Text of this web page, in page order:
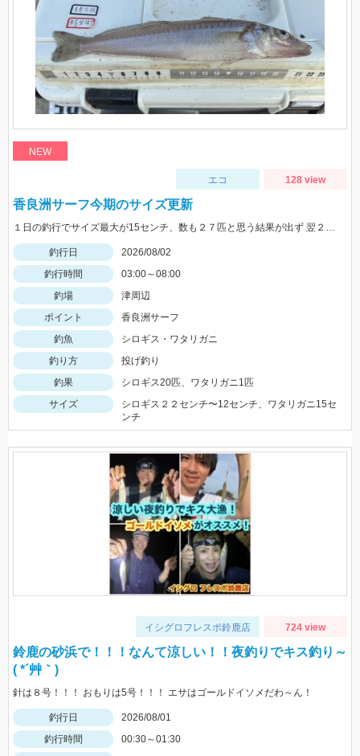
NEW
エコ 128 view
香良洲サーフ今期のサイズ更新
１日の釣行でサイズ最大が15センチ、数も２７匹と思う結果が出ず 翌２日に同じ時間、同じ場所でリベンジ。 いつもはエサは石ゴカイだけど今日はゴールドイソメを使ってみました。 夜暗い時間は石ゴカイよりも当たりも多く釣れる数も多かったですね。 7時の潮止まり頃に大きな当たりで蟹かな？と思いきや何と２２センチと、21センチのダブルでした。 今期のサイズ更新をしました。 その後、ワタリガニも釣れてリベンジ成功でした。 皆さん、記念写真は釣ったその場で撮影しましょうね。 家に帰ってからでは1センチほど縮んでしまいますからね。笑
釣行日
2026/08/02
釣行時間
03:00～08:00
釣場
津周辺
ポイント
香良洲サーフ
釣魚
シロギス・ワタリガニ
釣り方
投げ釣り
釣果
シロギス20匹、ワタリガニ1匹
サイズ
シロギス２２センチ〜12センチ、ワタリガニ15セ
ンチ
イシグロフレスポ鈴鹿店 724 view
鈴鹿の砂浜で！！！なんて涼しい！！夜釣りでキス釣り～
( *´艸｀)
針は８号！！！ おもりは5号！！！ エサはゴールドイソメだわ～ん！
釣行日
2026/08/01
釣行時間
00:30～01:30